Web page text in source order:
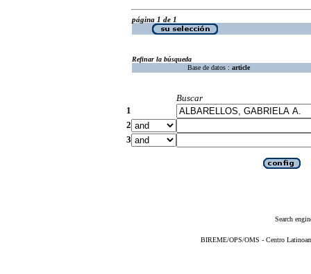
página 1 de 1
Refinar la búsqueda
Base de datos : article
Buscar
1
2
3
Search
BIREME/OPS/OMS - Centro